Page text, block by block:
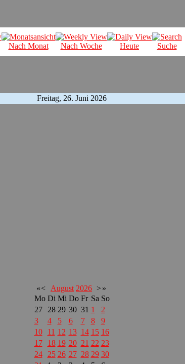
Nach Monat Nach Woche Heute Suche
Freitag, 26. Juni 2026
«< August 2026 > »
Mo Di Mi Do Fr Sa So
27
28 29 30 31 1
2
3
4 5 6 7 8
9
10
11 12 13 14 15 16
17
18 19 20 21 22 23
24
25 26 27 28 29 30